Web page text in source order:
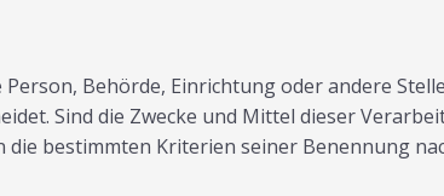
Behörde, Einrichtung oder andere
Sind die Zwecke und Mittel dieser
bestimmten Kriterien seiner Benennung